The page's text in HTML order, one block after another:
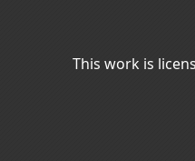
This work is